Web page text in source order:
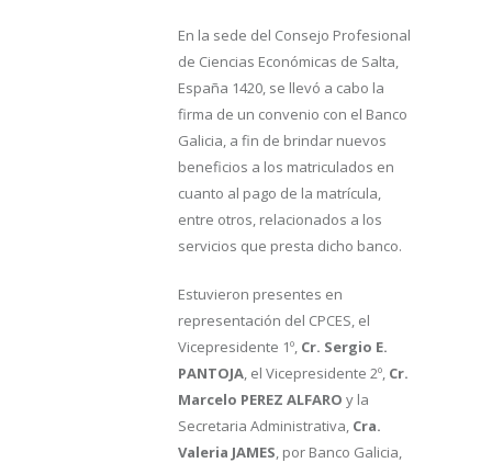
En la sede del Consejo Profesional
de Ciencias Económicas de Salta,
España 1420, se llevó a cabo la
firma de un convenio con el Banco
Galicia, a fin de brindar nuevos
beneficios a los matriculados en
cuanto al pago de la matrícula,
entre otros, relacionados a los
servicios que presta dicho banco.
Estuvieron presentes en
representación del CPCES, el
Vicepresidente 1º, Cr. Sergio E.
PANTOJA, el Vicepresidente 2º, Cr.
Marcelo PEREZ ALFARO y la
Secretaria Administrativa, Cra.
Valeria JAMES, por Banco Galicia,